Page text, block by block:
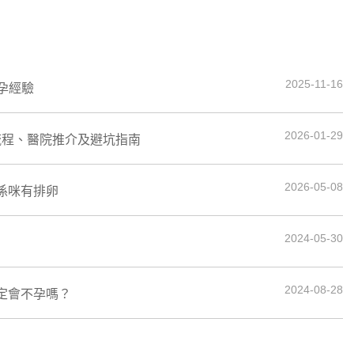
經驗 2025-11-16
、醫院推介及避坑指南 2026-01-29
咪有排卵 2026-05-08
2024-05-30
會不孕嗎？ 2024-08-28